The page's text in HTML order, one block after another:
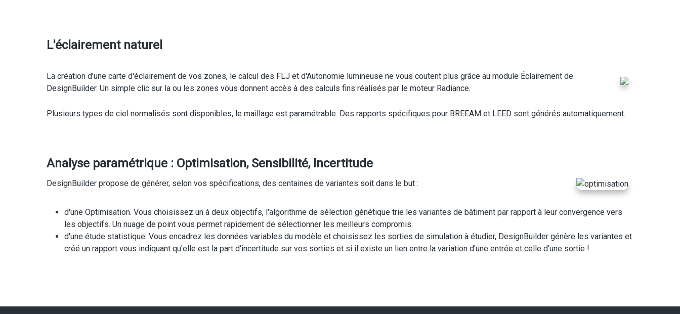
L'éclairement naturel
La création d'une carte d'éclairement de vos zones, le calcul des FLJ et d'Autonomie lumineuse ne vous coutent plus grâce au module Éclairement de
DesignBuilder. Un simple clic sur la ou les zones vous donnent accès à des calculs fins réalisés par le moteur Radiance.
Plusieurs types de ciel normalisés sont disponibles, le maillage est paramétrable. Des rapports spécifiques pour BREEAM et LEED sont générés automatiquement.
Analyse paramétrique : Optimisation, Sensibilité, Incertitude
DesignBuilder propose de générer, selon vos spécifications, des centaines de variantes soit dans le but :
d'une Optimisation. Vous choisissez un à deux objectifs, l'algorithme de sélection génétique trie les variantes de bâtiment par rapport à leur convergence vers
les objectifs. Un nuage de point vous permet rapidement de sélectionner les meilleurs compromis.
d'une étude statistique. Vous encadrez les données variables du modèle et choisissez les sorties de simulation à étudier, DesignBuilder génère les variantes et
créé un rapport vous indiquant qu'elle est la part d'incertitude sur vos sorties et si il existe un lien entre la variation d'une entrée et celle d'une sortie !